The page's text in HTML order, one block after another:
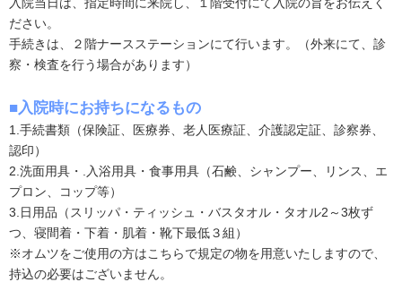
ださい。
手続きは、２階ナースステーションにて行います。（外来にて、診
察・検査を行う場合があります）
■入院時にお持ちになるもの
1.手続書類（保険証、医療券、老人医療証、介護認定証、診察券、
認印）
2.洗面用具・.入浴用具・食事用具（石鹸、シャンプー、リンス、エ
プロン、コップ等）
3.日用品（スリッパ・ティッシュ・バスタオル・タオル2～3枚ず
つ、寝間着・下着・肌着・靴下最低３組）
※オムツをご使用の方はこちらで規定の物を用意いたしますので、
持込の必要はございません。